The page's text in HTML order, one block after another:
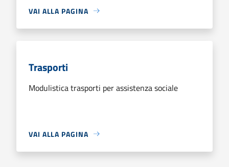
VAI ALLA PAGINA
Trasporti
Modulistica trasporti per assistenza sociale
VAI ALLA PAGINA